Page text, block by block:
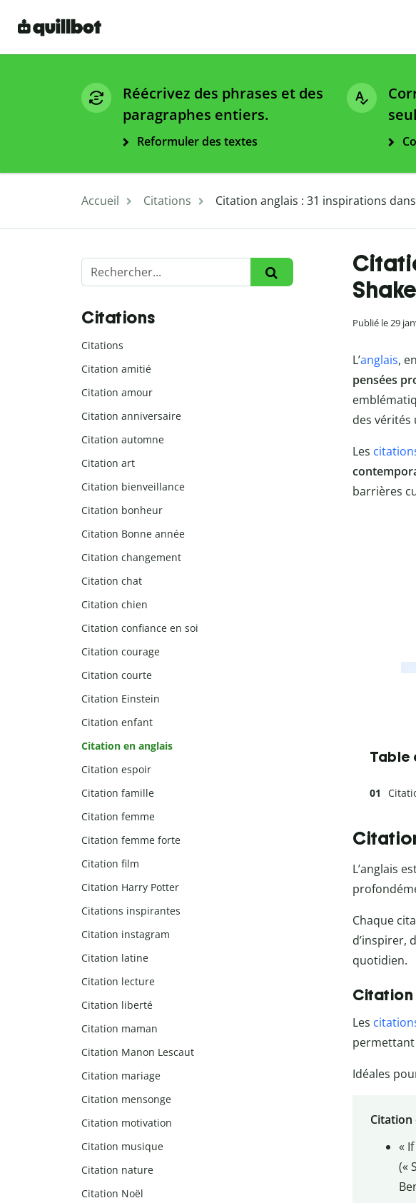
Réécrivez des phrases et des
paragraphes entiers.
Reformuler des textes
Accueil Citations Citation anglais : 31 inspirations
Publié le 29
L’anglais,
pensées
des vérités
Les
barrières
Table
L’anglais
Chaque
d’inspirer,
quotidien.
Citation
Les
Idéales
Citation
«
(«
Citations
Citations
Citation amitié
Citation amour
Citation anniversaire
Citation automne
Citation art
Citation bienveillance
Citation bonheur
Citation Bonne année
Citation changement
Citation chat
Citation chien
Citation confiance en soi
Citation courage
Citation courte
Citation Einstein
Citation enfant
Citation en anglais
Citation espoir
Citation famille
Citation femme
Citation femme forte
Citation film
Citation Harry Potter
Citations inspirantes
Citation instagram
Citation latine
Citation lecture
Citation liberté
Citation maman
Citation Manon Lescaut
Citation mariage
Citation mensonge
Citation motivation
Citation musique
Citation nature
Citation Noël